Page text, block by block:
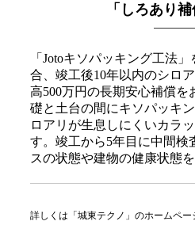
「しろあり補
「Jotoキソパッキング工法
合、竣工後10年以内のシロ
高500万円の長期安心補償を
礎と土台の間にキソパッキ
ロアリが生息しにくいカラ
す。竣工から5年目に中間検
スの状態や建物の健康状態
詳しくは「城東テクノ」のホームペー